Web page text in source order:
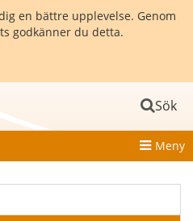
en bättre upplevelse. Genom
godkänner du detta.
Sök
Meny